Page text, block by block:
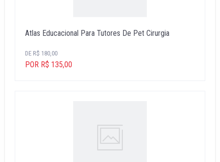
Atlas Educacional Para Tutores De Pet Cirurgia
DE R$ 180,00
POR R$ 135,00